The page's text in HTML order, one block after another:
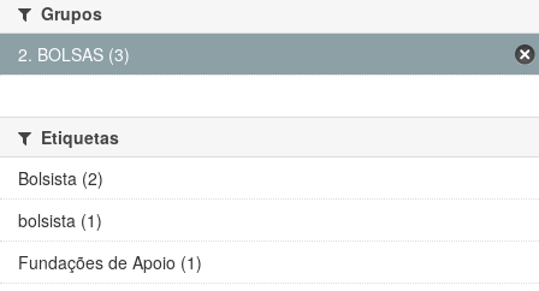
Grupos
2. BOLSAS (3)
Etiquetas
Bolsista (2)
bolsista (1)
Fundações de Apoio (1)